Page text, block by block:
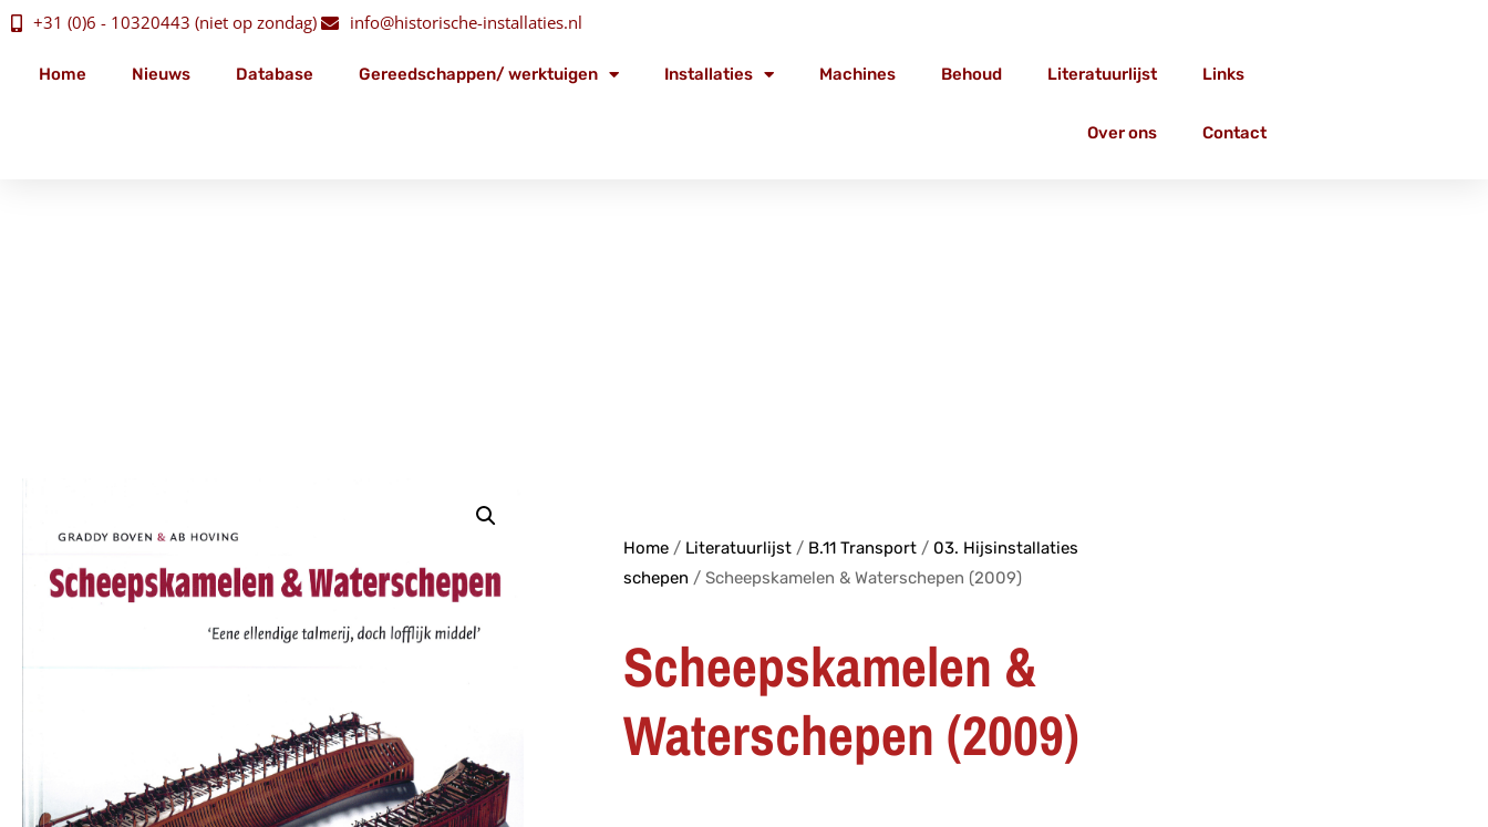
+31 (0)6 - 10320443 (niet op zondag) info@historische-installaties.nl
Home Nieuws Database Gereedschappen/ werktuigen Installaties Machines Behoud Literatuurlijst Links
Over ons Contact
Home/ Literatuurlijst/ B.11 Transport/ 03. Hijsinstallaties
schepen / Scheepskamelen & Waterschepen (2009)
Scheepskamelen &
Waterschepen (2009)